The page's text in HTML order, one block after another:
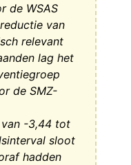
de WSAS
van
relevant
lag het
de SMZ-
-3,44 tot
sloot
hadden